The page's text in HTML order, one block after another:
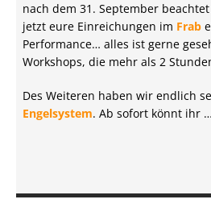
nach dem 31. September
jetzt eure Einreichungen im Frab
Performance… alles ist gerne
Workshops, die mehr als 2
Des Weiteren haben wir endlich
Engelsystem. Ab sofort könnt ihr …